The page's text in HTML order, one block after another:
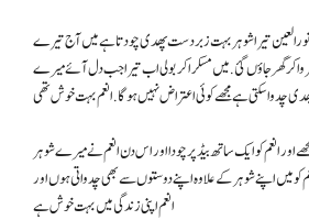
نورالعین تیرا شوہر بہت زبردست پھدی چودتا ہے میں آج تیرے
از کم 5 بار پھدی مروا کر گھر جاؤں گئ. میں مسکرا کر بولی اب تیرا جب دل آئے میرے
اور انعم کو ایک ساتھ بیڈ پر چودا اور اس دن انعم نے میرے شوہر
انعم کو میں اپنے شوہر کے علاوہ اپنے دوستوں سے بھی چدواتی ہوں اور
انعم اپنی زندگی میں بہت خوش ہے